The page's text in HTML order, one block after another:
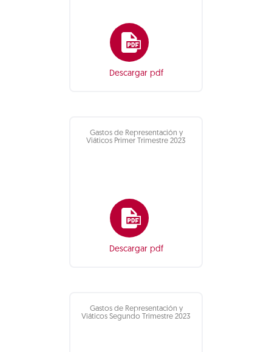
Descargar pdf
Gastos de Representación y
Viáticos Primer Trimestre 2023
Descargar pdf
Gastos de Representación y
Viáticos Segundo Trimestre 2023